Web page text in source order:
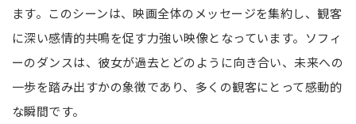
ます。このシーンは、映画全体のメッセージを集約し、観客
に深い感情的共鳴を促す力強い映像となっています。ソフィ
ーのダンスは、彼女が過去とどのように向き合い、未来への
一歩を踏み出すかの象徴であり、多くの観客にとって感動的
な瞬間です。